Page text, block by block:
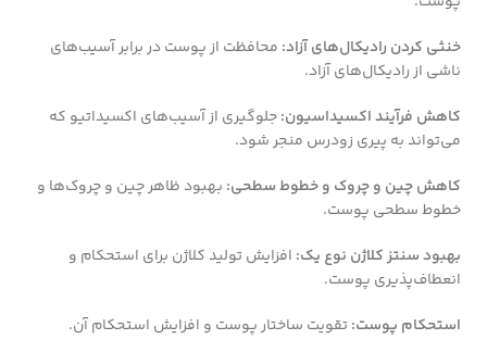
خنثی کردن رادیکال‌های آزاد: محافظت از پوست در برابر آسیب‌های
ناشی از رادیکال‌های آزاد.
کاهش فرآیند اکسیداسیون:جلوگیری از آسیب‌های اکسیداتیو که
می‌تواند به پیری زودرس منجر شود.
کاهش چین و چروک و خطوط سطحی: بهبود ظاهر چین و چروک‌ها و
خطوط سطحی پوست.
بهبود سنتز کلاژن نوع یک: افزایش تولید کلاژن برای استحکام و
انعطاف‌پذیری پوست.
استحکام پوست:تقویت ساختار پوست و افزایش استحکام آن.